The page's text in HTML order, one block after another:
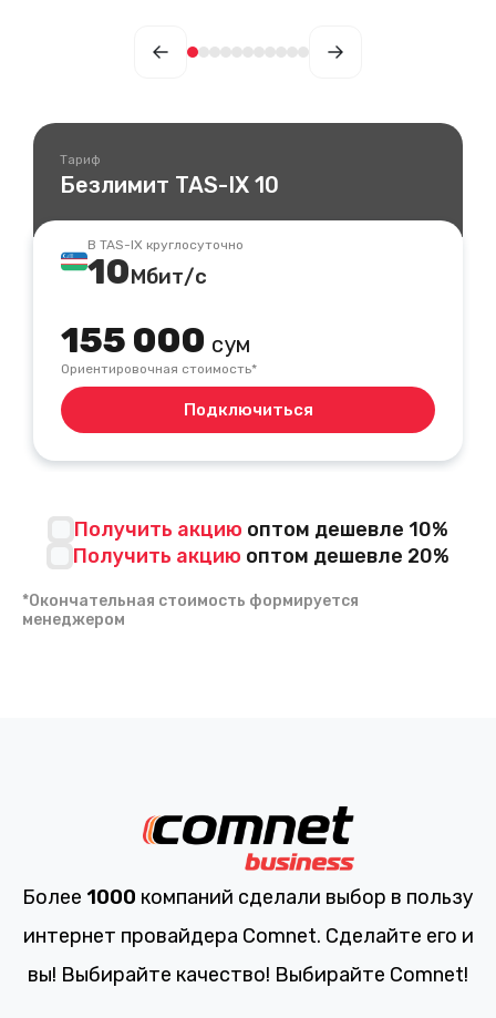
Тариф
Безлимит TAS-IX 10
В TAS-IX круглосуточно
10Мбит/с
155 000 сум
Ориентировочная стоимость*
Подключиться
Получить акцию оптом дешевле 10%
Получить акцию оптом дешевле 20%
*Окончательная стоимость формируется
менеджером
Более 1000 компаний сделали выбор в пользу
интернет провайдера Comnet. Сделайте его и
вы! Выбирайте качество! Выбирайте Comnet!